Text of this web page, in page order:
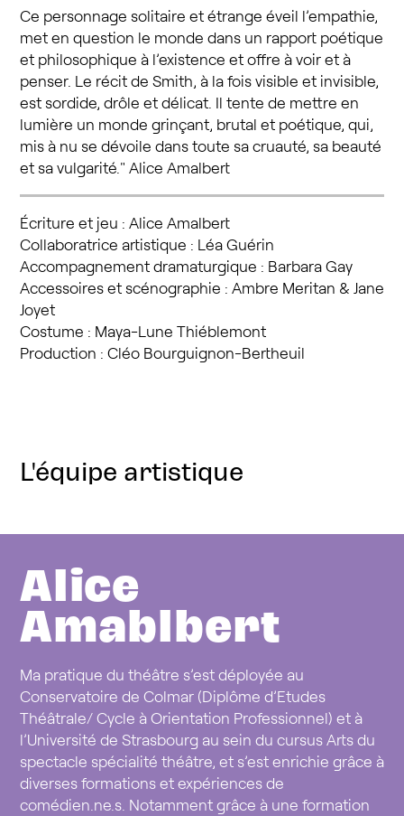
Ce personnage solitaire et étrange éveil l’empathie,
met en question le monde dans un rapport poétique
et philosophique à l’existence et offre à voir et à
penser. Le récit de Smith, à la fois visible et invisible,
est sordide, drôle et délicat. Il tente de mettre en
lumière un monde grinçant, brutal et poétique, qui,
mis à nu se dévoile dans toute sa cruauté, sa beauté
et sa vulgarité." Alice Amalbert
Écriture et jeu : Alice Amalbert
Collaboratrice artistique : Léa Guérin
Accompagnement dramaturgique : Barbara Gay
Accessoires et scénographie : Ambre Meritan & Jane
Joyet
Costume : Maya-Lune Thiéblemont
Production : Cléo Bourguignon-Bertheuil
L'équipe artistique
Alice
Amablbert
Ma pratique du théâtre s’est déployée au
Conservatoire de Colmar (Diplôme d’Etudes
Théâtrale/ Cycle à Orientation Professionnel) et à
l’Université de Strasbourg au sein du cursus Arts du
spectacle spécialité théâtre, et s’est enrichie grâce à
diverses formations et expériences de
comédien.ne.s. Notamment grâce à une formation